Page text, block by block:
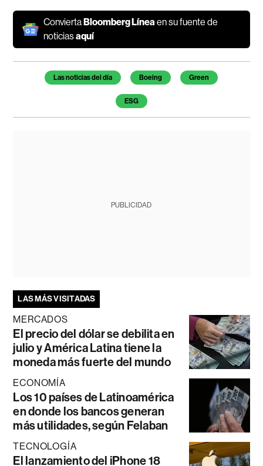
ConviertaBloomberg Líneaen su fuente de
noticiasaquí
Temas de este artículo
Las noticias del día Boeing Green
ESG
PUBLICIDAD
LAS MÁS VISITADAS
MERCADOS
El precio del dólar se debilita en
julio y América Latina tiene la
moneda más fuerte del mundo
ECONOMÍA
Los 10 países de Latinoamérica
en donde los bancos generan
más utilidades, según Felaban
TECNOLOGÍA
El lanzamiento del iPhone 18